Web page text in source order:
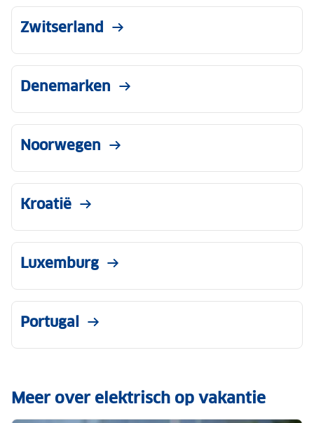
Zwitserland
Denemarken
Noorwegen
Kroatië
Luxemburg
Portugal
Meer over elektrisch op vakantie